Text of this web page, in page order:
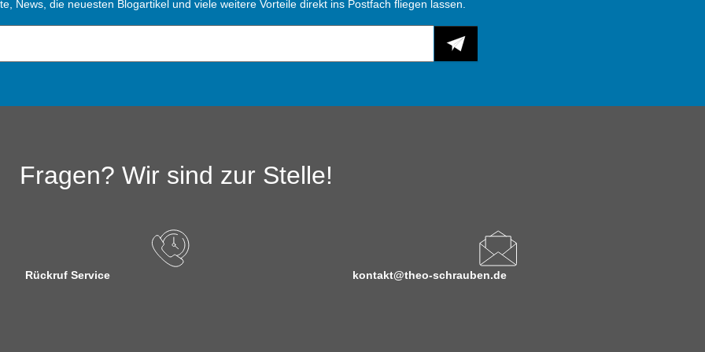
News, die neuesten Blogartikel und viele weitere Vorteile direkt ins Postfach fliegen lassen.
Fragen? Wir sind zur Stelle!
Rückruf Service kontakt@theo-schrauben.de